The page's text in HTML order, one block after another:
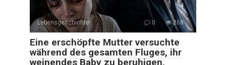
Lebensgeschichte 0 268
Eine erschöpfte Mutter versuchte
während des gesamten Fluges, ihr
weinendes Baby zu beruhigen,